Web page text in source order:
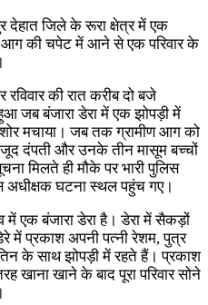
देहात जिले के रूरा क्षेत्र में एक
आग की चपेट में आने से एक परिवार के
की रात करीब दो बजे
जब बंजारा डेरा में एक झोपड़ी में
मचाया। जब तक ग्रामीण आग को
दंपती और उनके तीन मासूम बच्चों
मिलते ही मौके पर भारी पुलिस
अधीक्षक घटना स्थल पहुंच गए।
में एक बंजारा डेरा है। डेरा में सैकड़ों
में प्रकाश अपनी पत्नी रेशम, पुत्र
के साथ झोपड़ी में रहते हैं। प्रकाश
खाना खाने के बाद पूरा परिवार सोने